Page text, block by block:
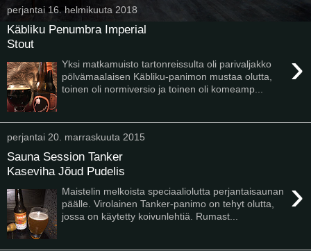
perjantai 16. helmikuuta 2018
Käbliku Penumbra Imperial
Stout
›
Yksi matkamuisto tartonreissulta oli parivaljakko
pölvämaalaisen Käbliku-panimon mustaa olutta,
toinen oli normiversio ja toinen oli komeamp...
perjantai 20. marraskuuta 2015
Sauna Session Tanker
Kaseviha Jõud Pudelis
›
Maistelin melkoista speciaaliolutta perjantaisaunan
päälle. Virolainen Tanker-panimo on tehyt olutta,
jossa on käytetty koivunlehtiä. Rumast...